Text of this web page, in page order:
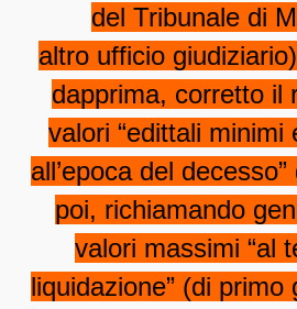
del Tribunale di
altro ufficio
dapprima, corretto il
valori “edittali
all’epoca del
poi, richiamando
valori massimi “al
liquidazione” (di primo